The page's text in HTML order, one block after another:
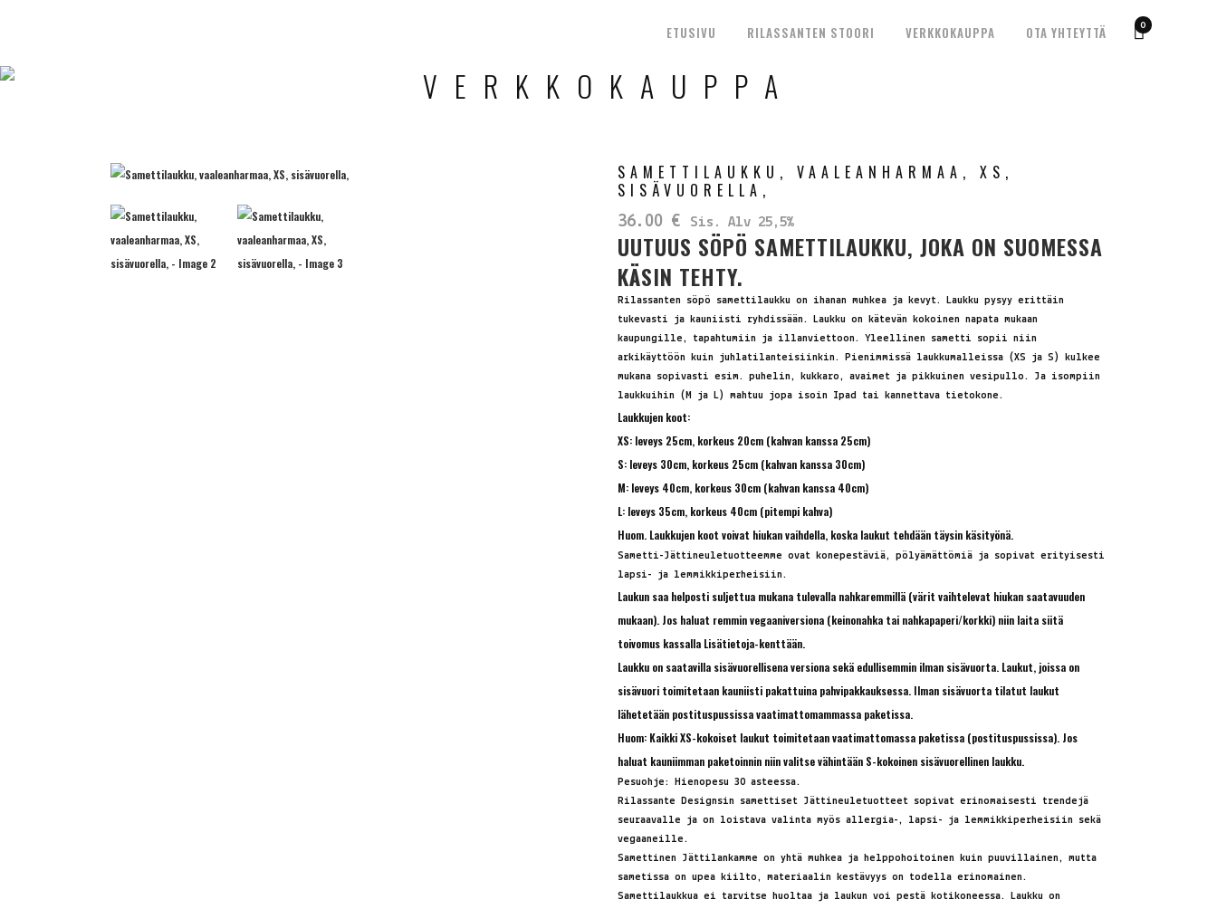
0
ETUSIVU RILASSANTEN STOORI VERKKOKAUPPA OTA YHTEYTTÄ
VERKKOKAUPPA
SAMETTILAUKKU, VAALEANHARMAA, XS,
SISÄVUORELLA,
36.00 € Sis. Alv 25,5%
UUTUUS SÖPÖ SAMETTILAUKKU, JOKA ON SUOMESSA
KÄSIN TEHTY.
Rilassanten söpö samettilaukku on ihanan muhkea ja kevyt. Laukku pysyy erittäin
tukevasti ja kauniisti ryhdissään. Laukku on kätevän kokoinen napata mukaan
kaupungille, tapahtumiin ja illanviettoon. Yleellinen sametti sopii niin
arkikäyttöön kuin juhlatilanteisiinkin. Pienimmissä laukkumalleissa (XS ja S) kulkee
mukana sopivasti esim. puhelin, kukkaro, avaimet ja pikkuinen vesipullo. Ja isompiin
laukkuihin (M ja L) mahtuu jopa isoin Ipad tai kannettava tietokone.
Laukkujen koot:
XS: leveys 25cm, korkeus 20cm (kahvan kanssa 25cm)
S: leveys 30cm, korkeus 25cm (kahvan kanssa 30cm)
M: leveys 40cm, korkeus 30cm (kahvan kanssa 40cm)
L: leveys 35cm, korkeus 40cm (pitempi kahva)
Huom. Laukkujen koot voivat hiukan vaihdella, koska laukut tehdään täysin käsityönä.
Sametti-Jättineuletuotteemme ovat konepestäviä, pölyämättömiä ja sopivat erityisesti
lapsi- ja lemmikkiperheisiin.
Laukun saa helposti suljettua mukana tulevalla nahkaremmillä (värit vaihtelevat hiukan saatavuuden
mukaan). Jos haluat remmin vegaaniversiona (keinonahka tai nahkapaperi/korkki) niin laita siitä
toivomus kassalla Lisätietoja-kenttään.
Laukku on saatavilla sisävuorellisena versiona sekä edullisemmin ilman sisävuorta. Laukut, joissa on
sisävuori toimitetaan kauniisti pakattuina pahvipakkauksessa. Ilman sisävuorta tilatut laukut
lähetetään postituspussissa vaatimattomammassa paketissa.
Huom: Kaikki XS-kokoiset laukut toimitetaan vaatimattomassa paketissa (postituspussissa). Jos
haluat kauniimman paketoinnin niin valitse vähintään S-kokoinen sisävuorellinen laukku.
Pesuohje: Hienopesu 30 asteessa.
Rilassante Designsin samettiset Jättineuletuotteet sopivat erinomaisesti trendejä
seuraavalle ja on loistava valinta myös allergia-, lapsi- ja lemmikkiperheisiin sekä
vegaaneille.
Samettinen Jättilankamme on yhtä muhkea ja helppohoitoinen kuin puuvillainen, mutta
sametissa on upea kiilto, materiaalin kestävyys on todella erinomainen.
Samettilaukkua ei tarvitse huoltaa ja laukun voi pestä kotikoneessa. Laukku on